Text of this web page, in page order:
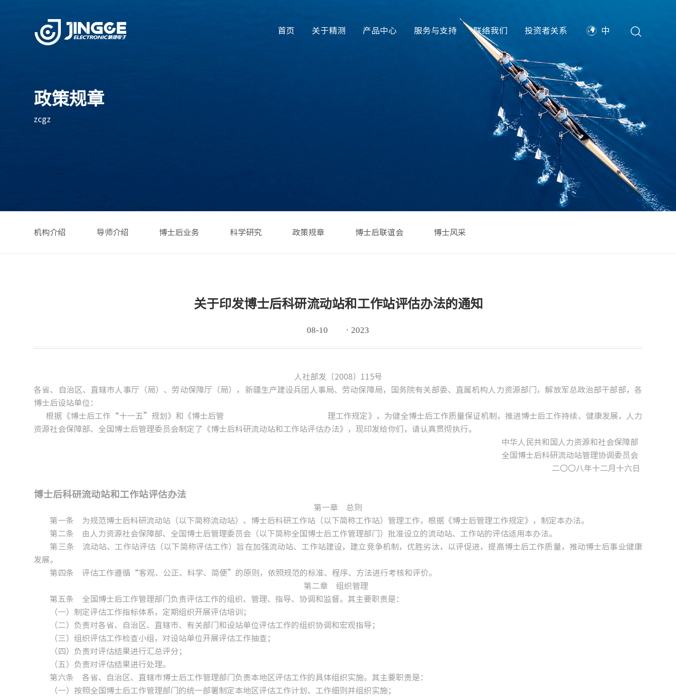
首页 关于精测 产品中心 服务与支持 联络我们 投资者关系 中
政策规章
zcgz
机构介绍 导师介绍 博士后业务 科学研究 政策规章 博士后联谊会 博士风采
关于印发博士后科研流动站和工作站评估办法的通知
08-10 · 2023
人社部发〔2008〕115号
各省、自治区、直辖市人事厅（局）、劳动保障厅（局），新疆生产建设兵团人事局、劳动保障局，国务院有关部委、直属机构人力资源部门，解放军总政治部干部部，各
博士后设站单位：
根据《博士后工作“十一五”规划》和《博士后管 理工作规定》，为健全博士后工作质量保证机制，推进博士后工作持续、健康发展，人力
资源社会保障部、全国博士后管理委员会制定了《博士后科研流动站和工作站评估办法》，现印发给你们，请认真贯彻执行。
中华人民共和国人力资源和社会保障部
全国博士后科研流动站管理协调委员会
二〇〇八年十二月十六日
博士后科研流动站和工作站评估办法
第一章 总则
第一条 为规范博士后科研流动站（以下简称流动站）、博士后科研工作站（以下简称工作站）管理工作，根据《博士后管理工作规定》，制定本办法。
第二条 由人力资源社会保障部、全国博士后管理委员会（以下简称全国博士后工作管理部门）批准设立的流动站、工作站的评估适用本办法。
第三条 流动站、工作站评估（以下简称评估工作）旨在加强流动站、工作站建设，建立竞争机制，优胜劣汰，以评促进，提高博士后工作质量，推动博士后事业健康
发展。
第四条 评估工作遵循“客观、公正、科学、简便”的原则，依照规范的标准、程序、方法进行考核和评价。
第二章 组织管理
第五条 全国博士后工作管理部门负责评估工作的组织、管理、指导、协调和监督。其主要职责是：
（一）制定评估工作指标体系，定期组织开展评估培训；
（二）负责对各省、自治区、直辖市、有关部门和设站单位评估工作的组织协调和宏观指导；
（三）组织评估工作检查小组，对设站单位开展评估工作抽查；
（四）负责对评估结果进行汇总评分；
（五）负责对评估结果进行处理。
第六条 各省、自治区、直辖市博士后工作管理部门负责本地区评估工作的具体组织实施。其主要职责是：
（一）按照全国博士后工作管理部门的统一部署制定本地区评估工作计划、工作细则并组织实施；